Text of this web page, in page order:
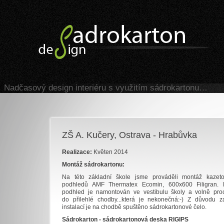
Sadrokarton design
Nadčasový design interiéru s využitím sádrokartonu…
ZŠ A. Kučery, Ostrava - Hrabůvka
Realizace: Květen 2014
Montáž sádrokartonu:
Na této základní škole jsme prováděli montáž
podhledů AMF Thermatex Ecomin, 600x600 Filigran.
podhled je namontován ve vestibulu školy a volně
do přilehlé chodby...která je nekonečná:-) Z důvodu
instalací je na chodbě spuštěno sádrokartonové čelo.
Sádrokarton - sádrokartonová deska RIGIPS